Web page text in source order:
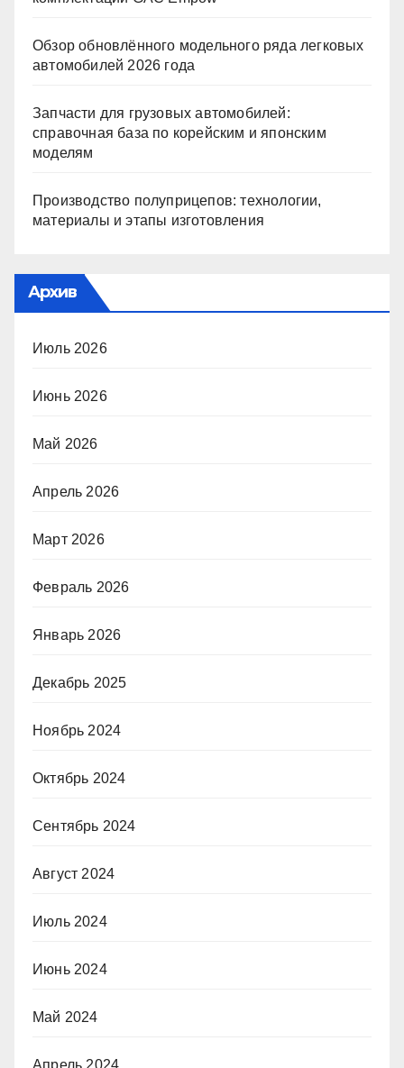
Обзор обновлённого модельного ряда легковых
автомобилей 2026 года
Запчасти для грузовых автомобилей:
справочная база по корейским и японским
моделям
Производство полуприцепов: технологии,
материалы и этапы изготовления
Архив
Июль 2026
Июнь 2026
Май 2026
Апрель 2026
Март 2026
Февраль 2026
Январь 2026
Декабрь 2025
Ноябрь 2024
Октябрь 2024
Сентябрь 2024
Август 2024
Июль 2024
Июнь 2024
Май 2024
Апрель 2024